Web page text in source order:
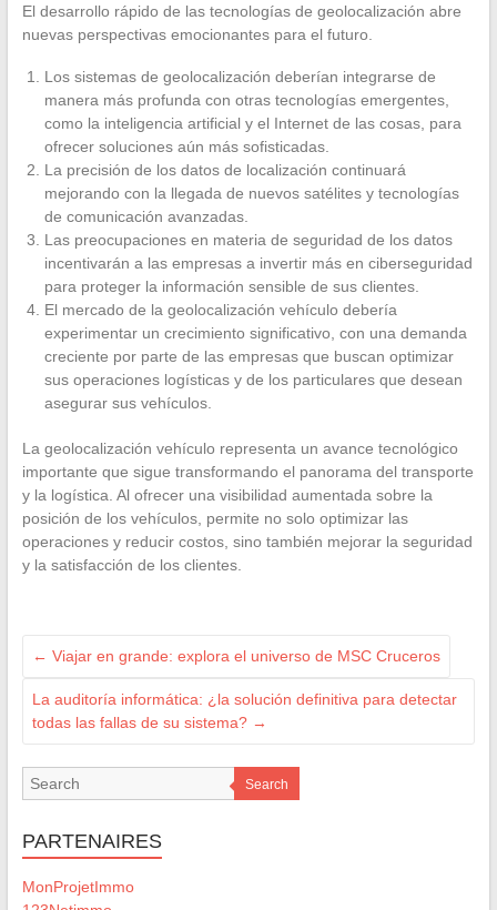
El desarrollo rápido de las tecnologías de geolocalización abre
nuevas perspectivas emocionantes para el futuro.
Los sistemas de geolocalización deberían integrarse de
manera más profunda con otras tecnologías emergentes,
como la inteligencia artificial y el Internet de las cosas, para
ofrecer soluciones aún más sofisticadas.
La precisión de los datos de localización continuará
mejorando con la llegada de nuevos satélites y tecnologías
de comunicación avanzadas.
Las preocupaciones en materia de seguridad de los datos
incentivarán a las empresas a invertir más en ciberseguridad
para proteger la información sensible de sus clientes.
El mercado de la geolocalización vehículo debería
experimentar un crecimiento significativo, con una demanda
creciente por parte de las empresas que buscan optimizar
sus operaciones logísticas y de los particulares que desean
asegurar sus vehículos.
La geolocalización vehículo representa un avance tecnológico
importante que sigue transformando el panorama del transporte
y la logística. Al ofrecer una visibilidad aumentada sobre la
posición de los vehículos, permite no solo optimizar las
operaciones y reducir costos, sino también mejorar la seguridad
y la satisfacción de los clientes.
← Viajar en grande: explora el universo de MSC Cruceros
La auditoría informática: ¿la solución definitiva para detectar
todas las fallas de su sistema? →
Search
PARTENAIRES
MonProjetImmo